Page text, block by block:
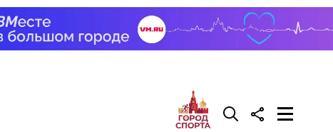
возле
в